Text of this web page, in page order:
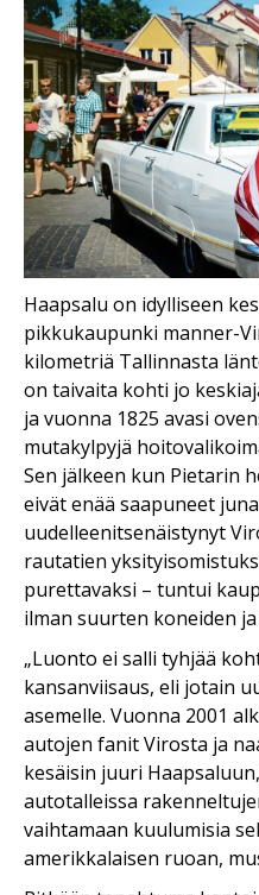
Haapsalu on idylliseen
pikkukaupunki manner-
kilometriä Tallinnasta
on taivaita kohti jo
ja vuonna 1825 avasi
mutakylpyjä
Sen jälkeen kun Pietarin
eivät enää saapuneet
uudelleenitsenäistynyt
rautatien
purettavaksi – tuntui
ilman suurten koneiden
„Luonto ei salli tyhjää
kansanviisaus, eli jotain
asemelle. Vuonna 2001
autojen fanit Virosta ja
kesäisin juuri
autotalleissa
vaihtamaan kuulumisia
amerikkalaisen ruoan,